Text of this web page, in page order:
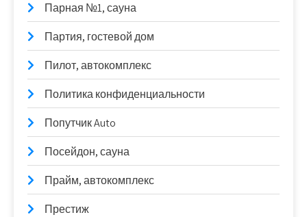
Парная №1, сауна
Партия, гостевой дом
Пилот, автокомплекс
Политика конфиденциальности
Попутчик Auto
Посейдон, сауна
Прайм, автокомплекс
Престиж